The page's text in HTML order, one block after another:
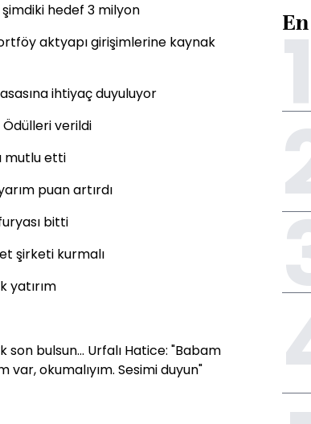
hedef 3 milyon
aktyapı girişimlerine kaynak
ihtiyaç duyuluyor
verildi
mutlu etti
puan artırdı
bitti
şirketi kurmalı
yatırım
bulsun... Urfalı Hatice: "Babam
okumalıyım. Sesimi duyun"